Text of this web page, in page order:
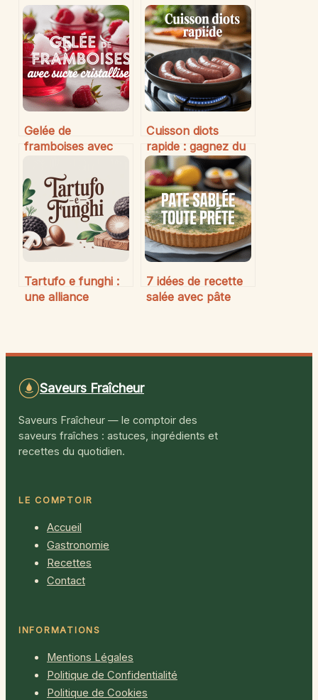
Gelée de
framboises avec
réussir une recette
gourmande et
simple
Cuisson diots
rapide : gagnez du
temps pour
savourer ces
saucisses
savoyardes
Tartufo e funghi :
une alliance
7 idées de recette
salée avec pâte
Saveurs Fraîcheur
Saveurs Fraîcheur — le comptoir des
saveurs fraîches : astuces, ingrédients et
recettes du quotidien.
LE COMPTOIR
Accueil
Gastronomie
Recettes
Contact
INFORMATIONS
Mentions Légales
Politique de Confidentialité
Politique de Cookies